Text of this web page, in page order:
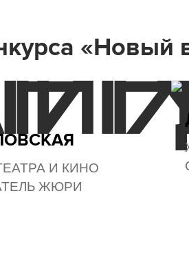
«Новый
И КИНО
ЖЮРИ